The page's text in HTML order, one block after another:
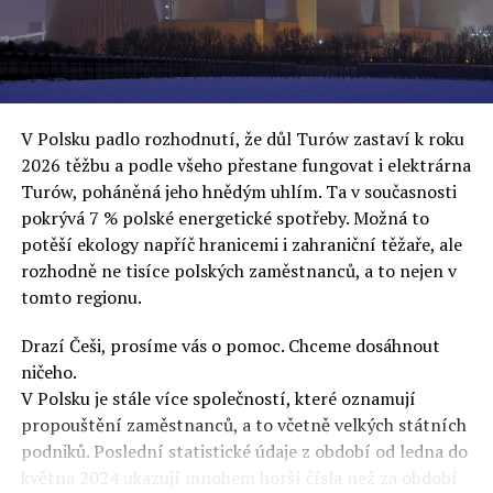
oslovuje své voliče, bublinu šílenců, kteří mu všechno
uvěří a nebudou se ptát na podrobnosti,“ řekl Rafał
Ziemkiewicz, redaktor týdeníku Do Rzeczy a ironicky
dodal: „Když se nynějšímu vedení státního hřebčince
podařilo prodat na aukci 10 plemenných koní za 600
000 euro, bylo to provládními médii oslavované jako
velký úspěch. Za vlády PiS se 14 koní prodalo za 2,5
milionu euro, což bylo stejnou mediální partou
komentováno jako konec polského chovu koní. Ve vidění
kontrolorů činnosti PiS ale určitě šlo při prodeji koní o
praní peněz či jinou nelegální činnost.“
Tuskova čísla jsou ale ujetá i jinde, pokračoval
Ziemkiewicz. „Ve vládní aféře PiS kolem vydávání víz
Tusk tvrdil, že za vlády dnešní opozice se nelegálně
prodalo 600 000 víz do Polska. Byla na to dokonce
vytvořena parlamentní vyšetřovací komise, která přišla
ale pouze na to, že 220 víz do Polska bylo
prostřednictvím úplatků uspíšeno, tedy že víza byla
V Polsku padlo rozhodnutí, že důl Turów zastaví k roku
2026 těžbu a podle všeho přestane fungovat i elektrárna
Turów, poháněná jeho hnědým uhlím. Ta v současnosti
pokrývá 7 % polské energetické spotřeby. Možná to
potěší ekology napříč hranicemi i zahraniční těžaře, ale
rozhodně ne tisíce polských zaměstnanců, a to nejen v
tomto regionu.
Drazí Češi, prosíme vás o pomoc. Chceme dosáhnout
ničeho.
V Polsku je stále více společností, které oznamují
propouštění zaměstnanců, a to včetně velkých státních
podniků. Poslední statistické údaje z období od ledna do
května 2024 ukazují mnohem horší čísla než za období